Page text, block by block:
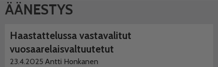
ÄÄNESTYS
Haastattelussa vastavalitut
vuosaarelaisvaltuutetut
23.4.2025 Antti Honkanen